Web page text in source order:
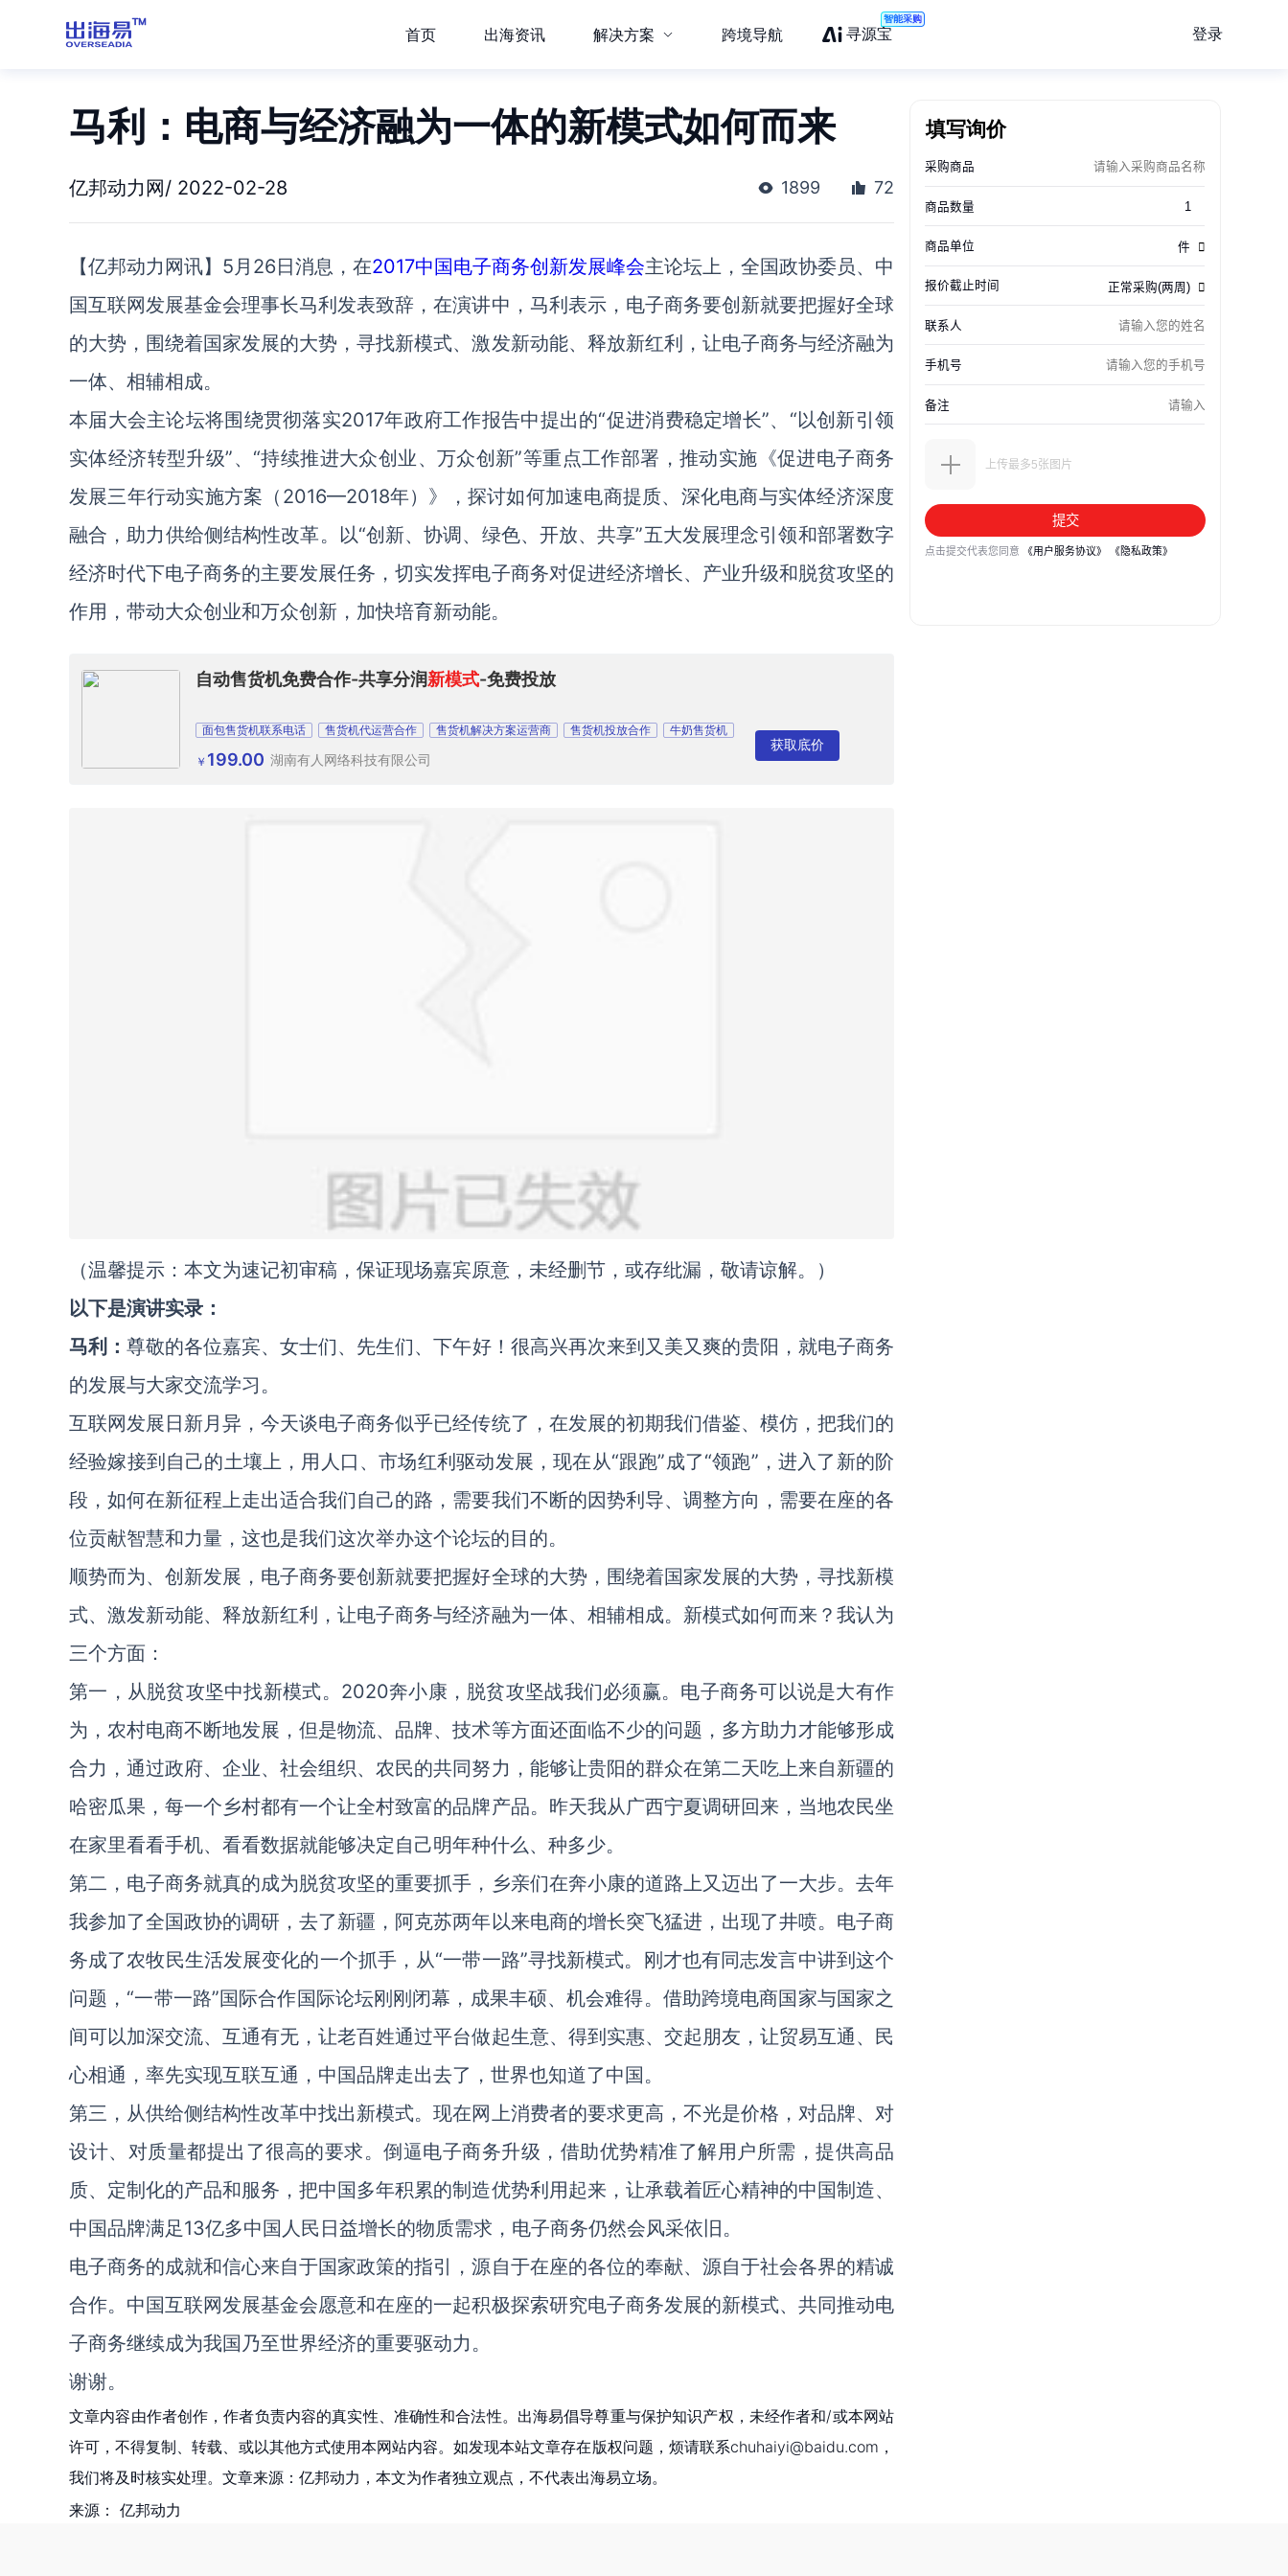
首页 出海资讯 解决方案 跨境导航 寻源宝
智能采购
登录
马利：电商与经济融为一体的新模式如何而来
亿邦动力网/ 2022-02-28 1899 72
【亿邦动力网讯】5月26日消息，在2017中国电子商务创新发展峰会主论坛上，全国政协委员、中
国互联网发展基金会理事长马利发表致辞，在演讲中，马利表示，电子商务要创新就要把握好全球
的大势，围绕着国家发展的大势，寻找新模式、激发新动能、释放新红利，让电子商务与经济融为
一体、相辅相成。
本届大会主论坛将围绕贯彻落实2017年政府工作报告中提出的“促进消费稳定增长”、“以创新引领
实体经济转型升级”、“持续推进大众创业、万众创新”等重点工作部署，推动实施《促进电子商务
发展三年行动实施方案（2016—2018年）》，探讨如何加速电商提质、深化电商与实体经济深度
融合，助力供给侧结构性改革。以“创新、协调、绿色、开放、共享”五大发展理念引领和部署数字
经济时代下电子商务的主要发展任务，切实发挥电子商务对促进经济增长、产业升级和脱贫攻坚的
作用，带动大众创业和万众创新，加快培育新动能。
自动售货机免费合作-共享分润新模式-免费投放
面包售货机联系电话 售货机代运营合作 售货机解决方案运营商 售货机投放合作 牛奶售货机
￥ 199.00 湖南有人网络科技有限公司
获取底价
（温馨提示：本文为速记初审稿，保证现场嘉宾原意，未经删节，或存纰漏，敬请谅解。）
以下是演讲实录：
马利：尊敬的各位嘉宾、女士们、先生们、下午好！很高兴再次来到又美又爽的贵阳，就电子商务
的发展与大家交流学习。
互联网发展日新月异，今天谈电子商务似乎已经传统了，在发展的初期我们借鉴、模仿，把我们的
经验嫁接到自己的土壤上，用人口、市场红利驱动发展，现在从“跟跑”成了“领跑”，进入了新的阶
段，如何在新征程上走出适合我们自己的路，需要我们不断的因势利导、调整方向，需要在座的各
位贡献智慧和力量，这也是我们这次举办这个论坛的目的。
顺势而为、创新发展，电子商务要创新就要把握好全球的大势，围绕着国家发展的大势，寻找新模
式、激发新动能、释放新红利，让电子商务与经济融为一体、相辅相成。新模式如何而来？我认为
三个方面：
第一，从脱贫攻坚中找新模式。2020奔小康，脱贫攻坚战我们必须赢。电子商务可以说是大有作
为，农村电商不断地发展，但是物流、品牌、技术等方面还面临不少的问题，多方助力才能够形成
合力，通过政府、企业、社会组织、农民的共同努力，能够让贵阳的群众在第二天吃上来自新疆的
哈密瓜果，每一个乡村都有一个让全村致富的品牌产品。昨天我从广西宁夏调研回来，当地农民坐
在家里看看手机、看看数据就能够决定自己明年种什么、种多少。
第二，电子商务就真的成为脱贫攻坚的重要抓手，乡亲们在奔小康的道路上又迈出了一大步。去年
我参加了全国政协的调研，去了新疆，阿克苏两年以来电商的增长突飞猛进，出现了井喷。电子商
务成了农牧民生活发展变化的一个抓手，从“一带一路”寻找新模式。刚才也有同志发言中讲到这个
问题，“一带一路”国际合作国际论坛刚刚闭幕，成果丰硕、机会难得。借助跨境电商国家与国家之
间可以加深交流、互通有无，让老百姓通过平台做起生意、得到实惠、交起朋友，让贸易互通、民
心相通，率先实现互联互通，中国品牌走出去了，世界也知道了中国。
第三，从供给侧结构性改革中找出新模式。现在网上消费者的要求更高，不光是价格，对品牌、对
设计、对质量都提出了很高的要求。倒逼电子商务升级，借助优势精准了解用户所需，提供高品
质、定制化的产品和服务，把中国多年积累的制造优势利用起来，让承载着匠心精神的中国制造、
中国品牌满足13亿多中国人民日益增长的物质需求，电子商务仍然会风采依旧。
电子商务的成就和信心来自于国家政策的指引，源自于在座的各位的奉献、源自于社会各界的精诚
合作。中国互联网发展基金会愿意和在座的一起积极探索研究电子商务发展的新模式、共同推动电
子商务继续成为我国乃至世界经济的重要驱动力。
谢谢。
文章内容由作者创作，作者负责内容的真实性、准确性和合法性。出海易倡导尊重与保护知识产权，未经作者和/或本网站
许可，不得复制、转载、或以其他方式使用本网站内容。如发现本站文章存在版权问题，烦请联系chuhaiyi@baidu.com，
我们将及时核实处理。文章来源：亿邦动力，本文为作者独立观点，不代表出海易立场。
来源： 亿邦动力
填写询价